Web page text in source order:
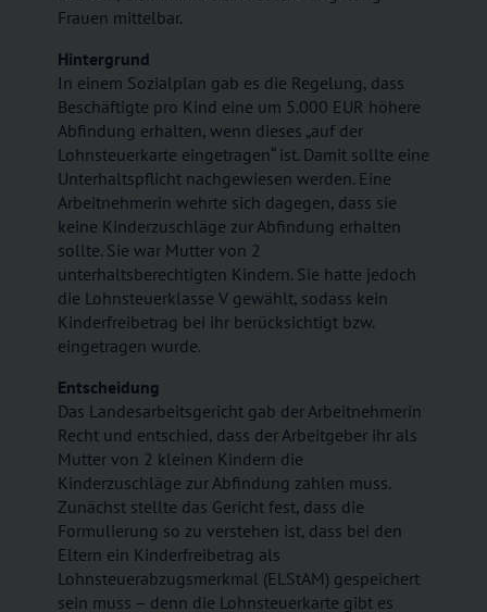
Frauen mittelbar.
Hintergrund
In einem Sozialplan gab es die Regelung, dass
Beschäftigte pro Kind eine um 5.000 EUR höhere
Abfindung erhalten, wenn dieses „auf der
Lohnsteuerkarte eingetragen“ ist. Damit sollte eine
Unterhaltspflicht nachgewiesen werden. Eine
Arbeitnehmerin wehrte sich dagegen, dass sie
keine Kinderzuschläge zur Abfindung erhalten
sollte. Sie war Mutter von 2
unterhaltsberechtigten Kindern. Sie hatte jedoch
die Lohnsteuerklasse V gewählt, sodass kein
Kinderfreibetrag bei ihr berücksichtigt bzw.
eingetragen wurde.
Entscheidung
Das Landesarbeitsgericht gab der Arbeitnehmerin
Recht und entschied, dass der Arbeitgeber ihr als
Mutter von 2 kleinen Kindern die
Kinderzuschläge zur Abfindung zahlen muss.
Zunächst stellte das Gericht fest, dass die
Formulierung so zu verstehen ist, dass bei den
Eltern ein Kinderfreibetrag als
Lohnsteuerabzugsmerkmal (ELStAM) gespeichert
sein muss – denn die Lohnsteuerkarte gibt es